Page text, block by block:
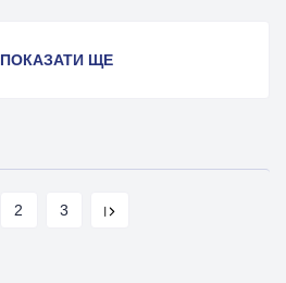
ПОКАЗАТИ ЩЕ
2 3